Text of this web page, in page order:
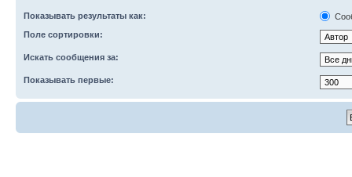
Показывать результаты как:
Поле сортировки:
Искать сообщения за:
Показывать первые: